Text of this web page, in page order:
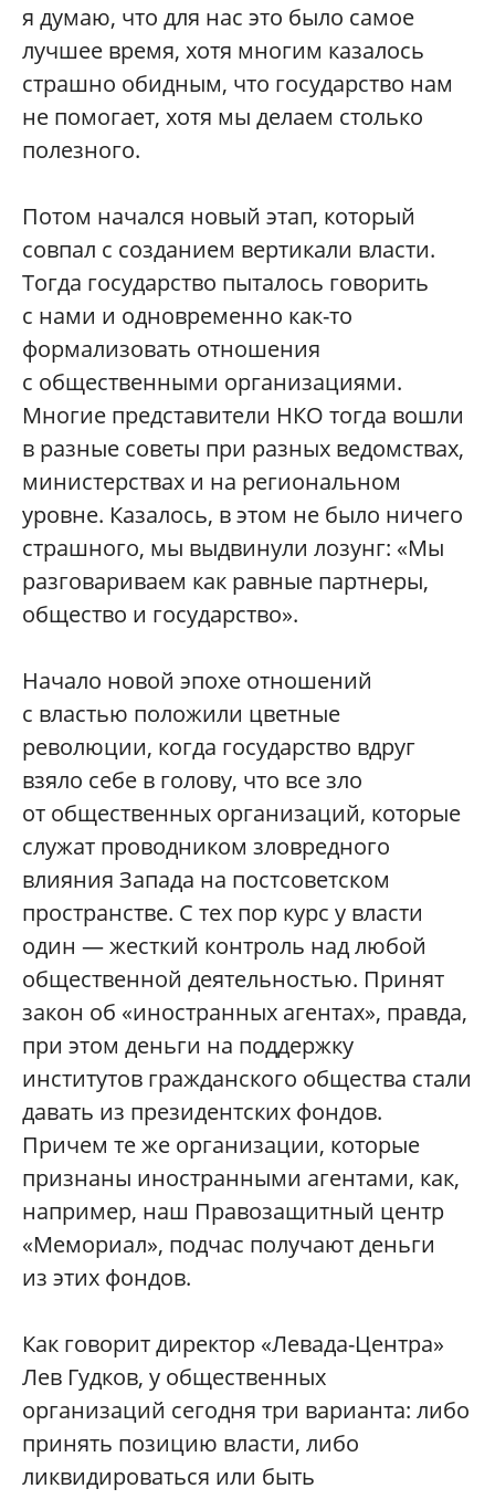
я думаю, что для нас это было самое
лучшее время, хотя многим казалось
страшно обидным, что государство нам
не помогает, хотя мы делаем столько
полезного.
Потом начался новый этап, который
совпал с созданием вертикали власти.
Тогда государство пыталось говорить
с нами и одновременно как-то
формализовать отношения
с общественными организациями.
Многие представители НКО тогда вошли
в разные советы при разных ведомствах,
министерствах и на региональном
уровне. Казалось, в этом не было ничего
страшного, мы выдвинули лозунг: «Мы
разговариваем как равные партнеры,
общество и государство».
Начало новой эпохе отношений
с властью положили цветные
революции, когда государство вдруг
взяло себе в голову, что все зло
от общественных организаций, которые
служат проводником зловредного
влияния Запада на постсоветском
пространстве. С тех пор курс у власти
один — жесткий контроль над любой
общественной деятельностью. Принят
закон об «иностранных агентах», правда,
при этом деньги на поддержку
институтов гражданского общества стали
давать из президентских фондов.
Причем те же организации, которые
признаны иностранными агентами, как,
например, наш Правозащитный центр
«Мемориал», подчас получают деньги
из этих фондов.
Как говорит директор «Левада-Центра»
Лев Гудков, у общественных
организаций сегодня три варианта: либо
принять позицию власти, либо
ликвидироваться или быть